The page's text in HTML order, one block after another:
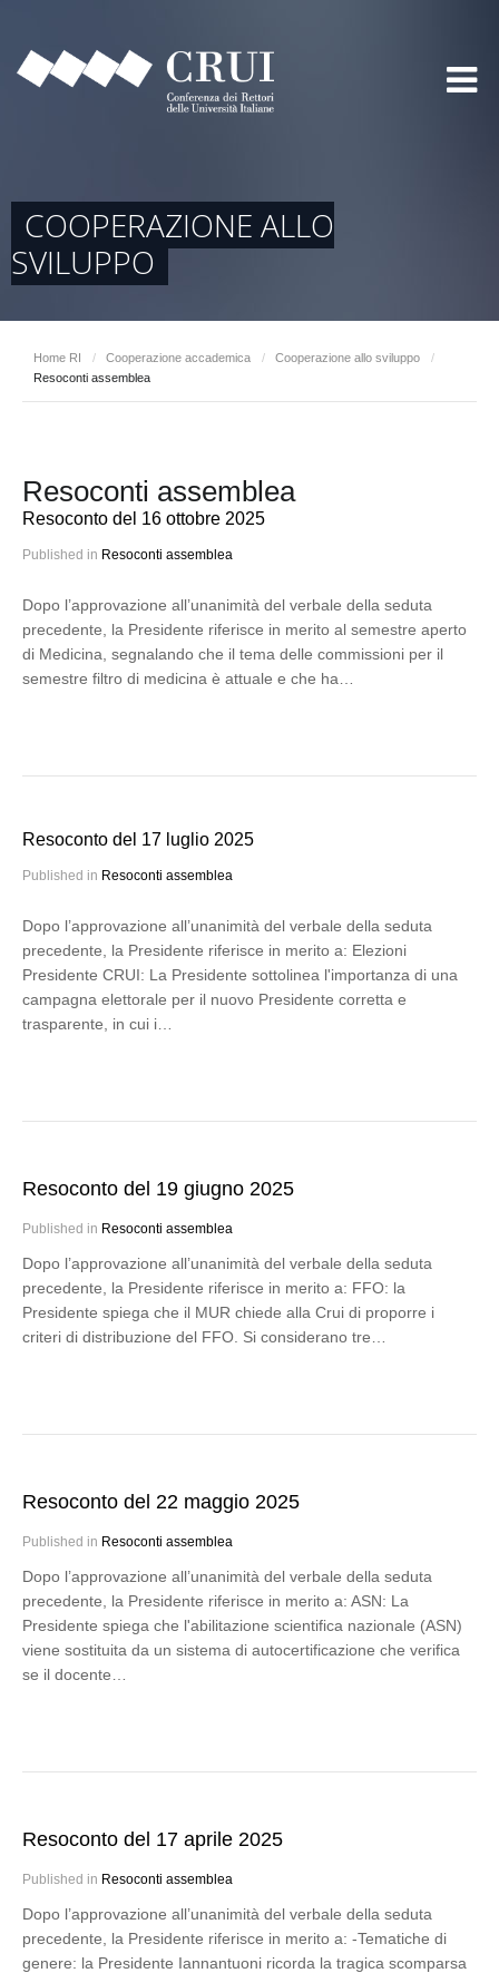
COOPERAZIONE ALLO
SVILUPPO
Home RI / Cooperazione accademica / Cooperazione allo sviluppo
/
Resoconti assemblea
Resoconti assemblea
Resoconto del 16 ottobre 2025
Published in Resoconti assemblea
Dopo l’approvazione all’unanimità del verbale della seduta
precedente, la Presidente riferisce in merito al semestre aperto
di Medicina, segnalando che il tema delle commissioni per il
semestre filtro di medicina è attuale e che ha…
Resoconto del 17 luglio 2025
Published in Resoconti assemblea
Dopo l’approvazione all’unanimità del verbale della seduta
precedente, la Presidente riferisce in merito a: Elezioni
Presidente CRUI: La Presidente sottolinea l'importanza di una
campagna elettorale per il nuovo Presidente corretta e
trasparente, in cui i…
Resoconto del 19 giugno 2025
Published in Resoconti assemblea
Dopo l’approvazione all’unanimità del verbale della seduta
precedente, la Presidente riferisce in merito a: FFO: la
Presidente spiega che il MUR chiede alla Crui di proporre i
criteri di distribuzione del FFO. Si considerano tre…
Resoconto del 22 maggio 2025
Published in Resoconti assemblea
Dopo l’approvazione all’unanimità del verbale della seduta
precedente, la Presidente riferisce in merito a: ASN: La
Presidente spiega che l'abilitazione scientifica nazionale (ASN)
viene sostituita da un sistema di autocertificazione che verifica
se il docente…
Resoconto del 17 aprile 2025
Published in Resoconti assemblea
Dopo l’approvazione all’unanimità del verbale della seduta
precedente, la Presidente riferisce in merito a: -Tematiche di
genere: la Presidente Iannantuoni ricorda la tragica scomparsa